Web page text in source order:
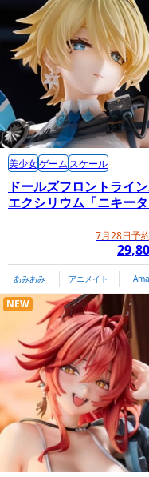
ドールズフロントライン
エクシリウム「ニキータ
7月28日予
美少女ゲーム スケール
あみあみ アニメイト
NEW